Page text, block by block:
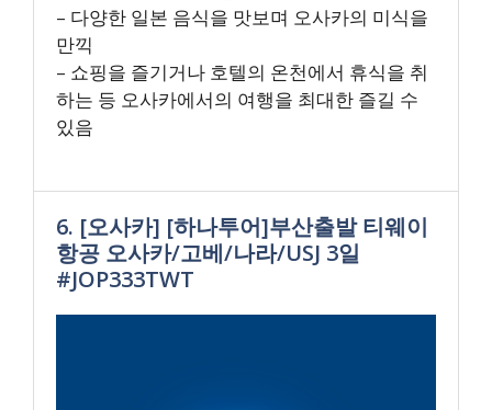
– 다양한 일본 음식을 맛보며 오사카의 미식을
만끽
– 쇼핑을 즐기거나 호텔의 온천에서 휴식을 취
하는 등 오사카에서의 여행을 최대한 즐길 수
있음
6. [오사카] [하나투어]부산출발 티웨이
항공 오사카/고베/나라/USJ 3일
#JOP333TWT